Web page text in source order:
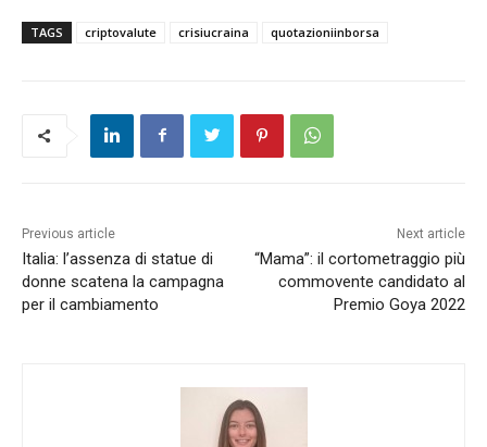
TAGS criptovalute crisiucraina quotazioniinborsa
Previous article
Italia: l’assenza di statue di
donne scatena la campagna
per il cambiamento
Next article
“Mama”: il cortometraggio più
commovente candidato al
Premio Goya 2022